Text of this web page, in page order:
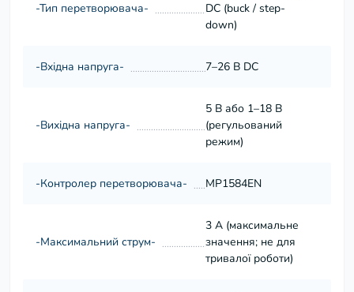
-Тип перетворювача-
DC (buck / step-
down)
-Вхідна напруга- 7–26 В DC
-Вихідна напруга-
5 В або 1–18 В
(регульований
режим)
-Контролер перетворювача- MP1584EN
-Максимальний струм-
3 А (максимальне
значення; не для
тривалої роботи)